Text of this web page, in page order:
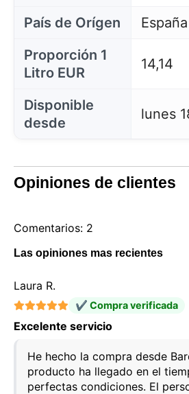
País de Orígen
España
Proporción 1
Litro EUR
14,14
Disponible
desde
lunes
Opiniones de clientes
Comentarios: 2
Las opiniones mas recientes
Laura R.
✔ Compra verificada
Excelente servicio
He hecho la compra desde
producto ha llegado en el
perfectas condiciones. El